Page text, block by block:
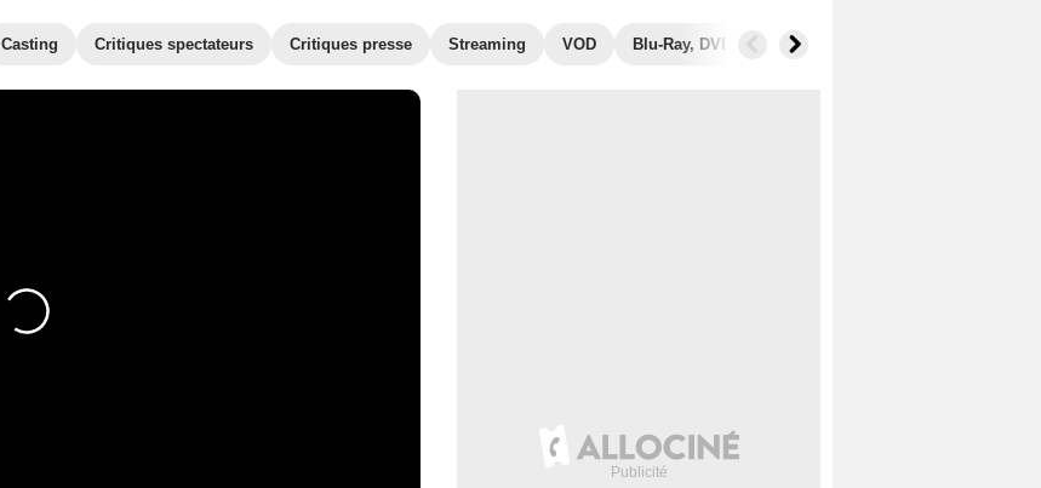
Casting Critiques spectateurs Critiques presse Streaming VOD Blu-Ray, DVD Photos